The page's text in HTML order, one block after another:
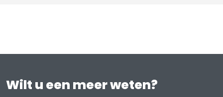
Wilt u een meer weten?